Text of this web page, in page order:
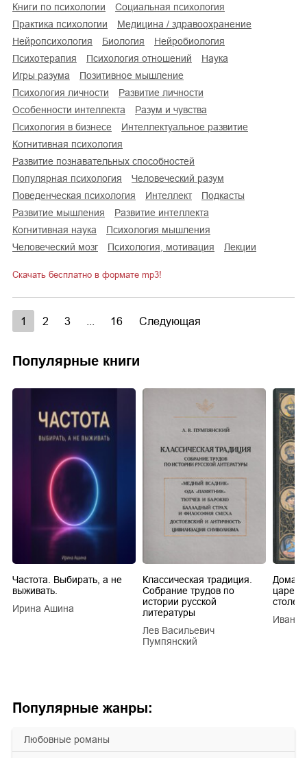
Популярные жанры:
любовные романы
книги по психологии
социальная психология
практика психологии
медицина / здравоохранение
нейропсихология
биология
нейробиология
психотерапия
психология отношений
наука
игры разума
позитивное мышление
психология личности
развитие личности
особенности интеллекта
разум и чувства
психология в бизнесе
интеллектуальное развитие
когнитивная психология
развитие познавательных способностей
популярная психология
человеческий разум
поведенческая психология
интеллект
подкасты
развитие мышления
развитие интеллекта
когнитивная наука
психология мышления
человеческий мозг
психология, мотивация лекции
Скачать бесплатно в формате mp3!
1 2 3 16 Следующая
Популярные книги
Частота. Выбирать, а не
выживать.
Ирина Ашина
Классическая традиция.
Собрание трудов по
истории русской
литературы
Лев Васильевич
Пумпянский
царей
Иван